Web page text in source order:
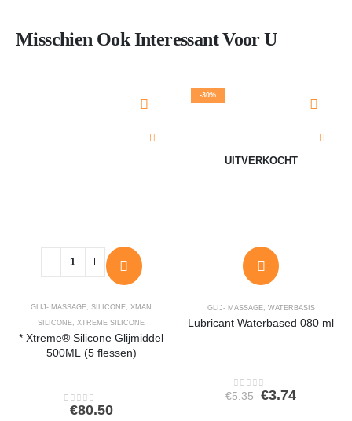
Misschien Ook Interessant Voor U
GLIJ- MASSAGE, SILICONE, XMAN
SILICONE, XTREME SILICONE
* Xtreme® Silicone Glijmiddel
500ML (5 flessen)
out of 5
€80.50
-30%
UITVERKOCHT
GLIJ- MASSAGE, WATERBASIS
Lubricant Waterbased 080 ml
0out of 5
€5.35 €3.74Huidige